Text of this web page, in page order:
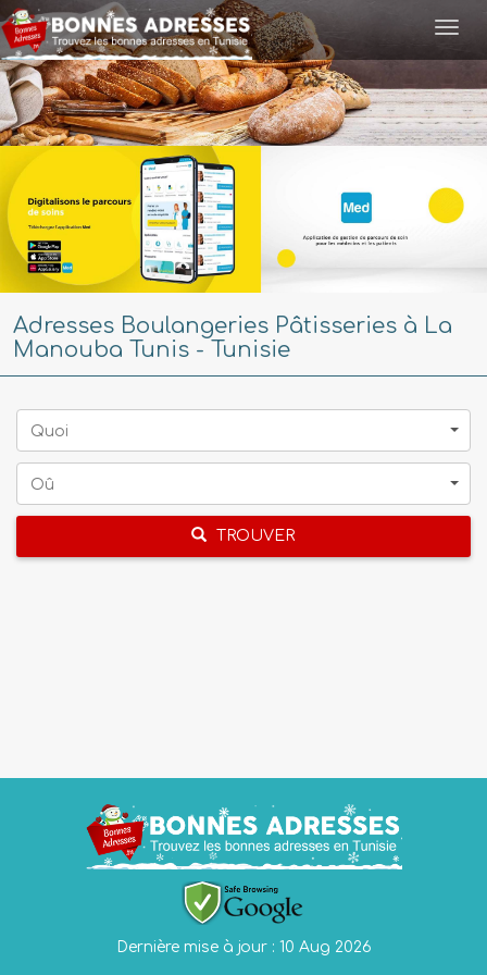
Adresses Boulangeries Pâtisseries à La
Manouba Tunis - Tunisie
Quoi
Oû
TROUVER
Dernière mise à jour : 10 Aug 2026